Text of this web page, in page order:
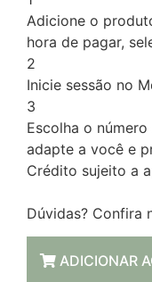
Adicione o
hora de pagar,
2
Inicie sessão no
3
Escolha o
adapte a você e
Crédito sujeito a
Dúvidas? Confira
ADICIONAR